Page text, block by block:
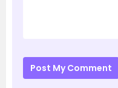
Post My Comment